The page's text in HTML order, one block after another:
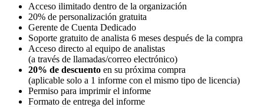
Acceso ilimitado dentro de la organización
20% de personalización gratuita
Gerente de Cuenta Dedicado
Soporte gratuito de analista 6 meses después de la compra
Acceso directo al equipo de analistas
(a través de llamadas/correo electrónico)
20% de descuento en su próxima compra
(aplicable solo a 1 informe con el mismo tipo de licencia)
Permiso para imprimir el informe
Formato de entrega del informe